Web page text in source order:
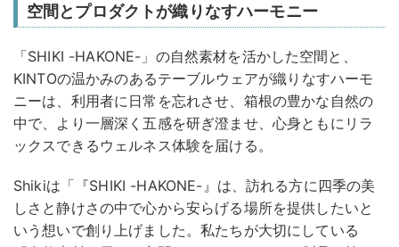
空間とプロダクトが織りなすハーモニー
「SHIKI -HAKONE-」の自然素材を活かした空間と、
KINTOの温かみのあるテーブルウェアが織りなすハーモ
ニーは、利用者に日常を忘れさせ、箱根の豊かな自然の
中で、より一層深く五感を研ぎ澄ませ、心身ともにリラ
ックスできるウェルネス体験を届ける。
Shikiは「『SHIKI -HAKONE-』は、訪れる方に四季の美
しさと静けさの中で心から安らげる場所を提供したいと
いう想いで創り上げました。私たちが大切にしている